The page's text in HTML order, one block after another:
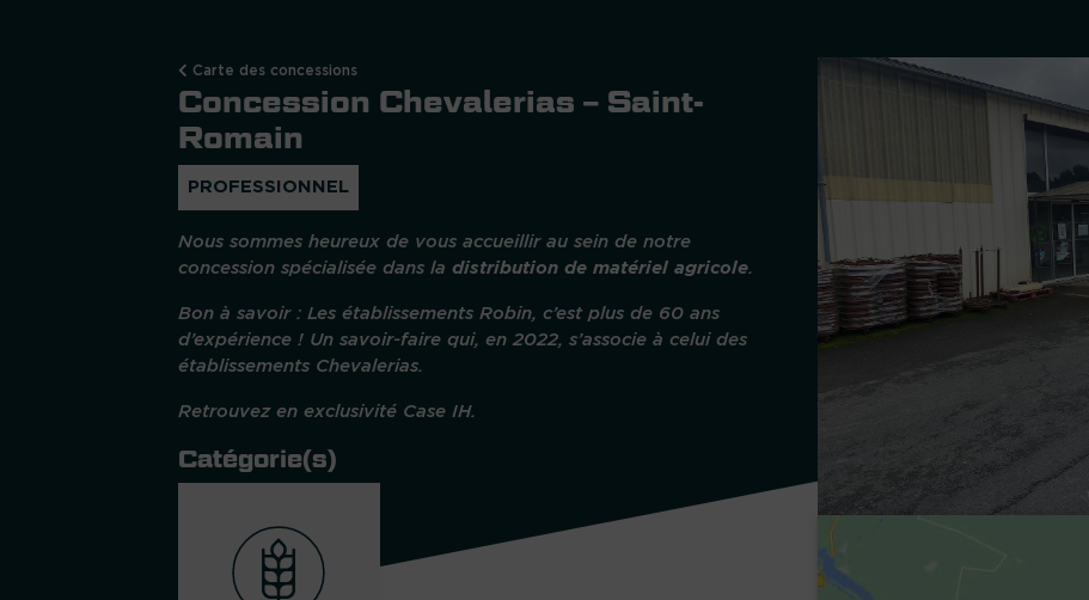
Carte des concessions
Concession Chevalerias – Saint-
Romain
PROFESSIONNEL
Nous sommes heureux de vous accueillir au sein de notre
concession spécialisée dans la distribution de matériel agricole.
Bon à savoir : Les établissements Robin, c’est plus de 60 ans
d’expérience ! Un savoir-faire qui, en 2022, s’associe à celui des
établissements Chevalerias.
Retrouvez en exclusivité Case IH.
Catégorie(s)